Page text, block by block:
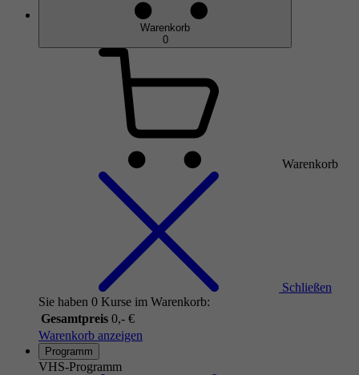
Warenkorb
0
Warenkorb
Schließen
Sie haben 0 Kurse im Warenkorb:
Gesamtpreis 0,- €
Warenkorb anzeigen
Programm
VHS-Programm